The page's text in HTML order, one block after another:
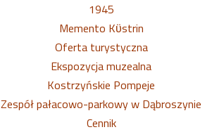
1945
Memento Kϋstrin
Oferta turystyczna
Ekspozycja muzealna
Kostrzyńskie Pompeje
Zespół pałacowo-parkowy w Dąbroszynie
Cennik